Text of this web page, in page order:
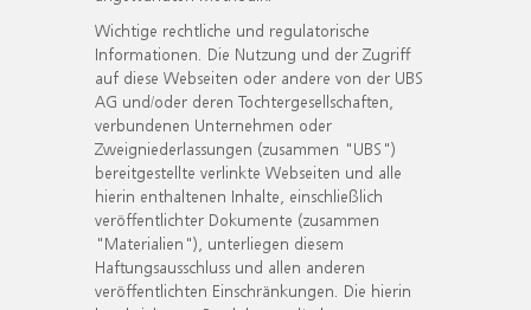
Wichtige rechtliche und regulatorische
Informationen. Die Nutzung und der Zugriff
auf diese Webseiten oder andere von der UBS
AG und/oder deren Tochtergesellschaften,
verbundenen Unternehmen oder
Zweigniederlassungen (zusammen "UBS")
bereitgestellte verlinkte Webseiten und alle
hierin enthaltenen Inhalte, einschließlich
veröffentlichter Dokumente (zusammen
"Materialien"), unterliegen diesem
Haftungsausschluss und allen anderen
veröffentlichten Einschränkungen. Die hierin